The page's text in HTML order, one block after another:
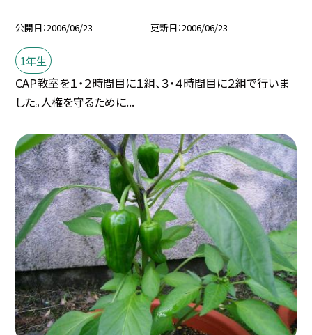
公開日 2006/06/23 更新日 2006/06/23
1年生
CAP教室を１・２時間目に１組、３・４時間目に２組で行いま
した。人権を守るために...